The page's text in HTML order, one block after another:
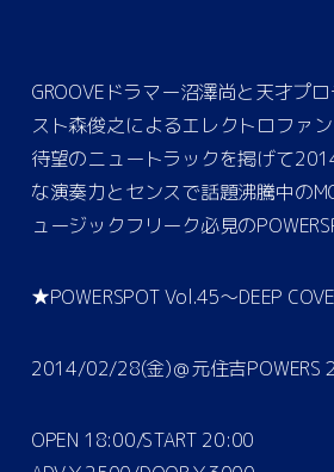
GROOVEドラマー沼澤尚と天才プ
スト森俊之によるエレクトロファン
待望のニュートラックを掲げて
な演奏力とセンスで話題沸騰中の
ュージックフリーク必見の
★POWERSPOT Vol.45～DEEP
2014/02/28(金)＠元住吉POWERS２
OPEN 18:00/START 20:00